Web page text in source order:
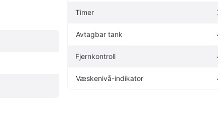
Timer
Avtagbar tank
Fjernkontroll
Væskenivå-indikator